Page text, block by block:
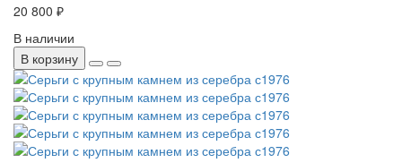
20 800 ₽
В наличии
В корзину